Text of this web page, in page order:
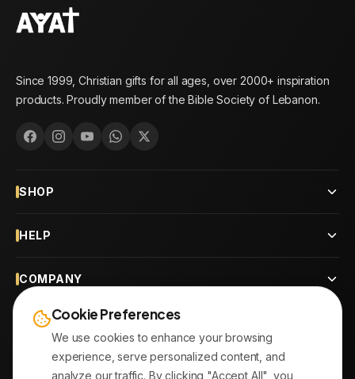
Since 1999, Christian gifts for all ages, over 2000+ inspiration
products. Proudly member of the Bible Society of Lebanon.
SHOP
HELP
COMPANY
CONTACT
OUR BRANCHES
Cookie Preferences
We use cookies to enhance your browsing
experience, serve personalized content, and
analyze our traffic. By clicking "Accept All", you